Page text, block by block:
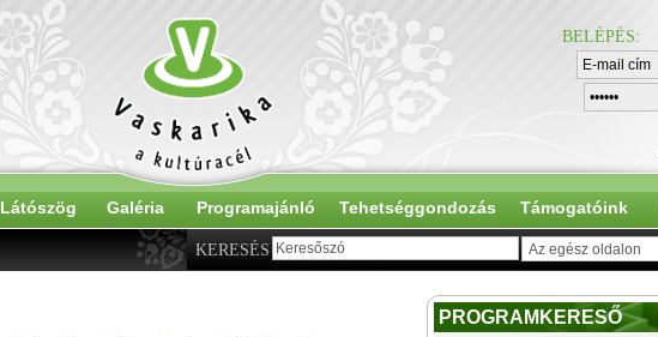
BELÉPÉS:
Látószög Galéria Programajánló Tehetséggondozás Támogatóink
KERESÉS
PROGRAMKERESŐ